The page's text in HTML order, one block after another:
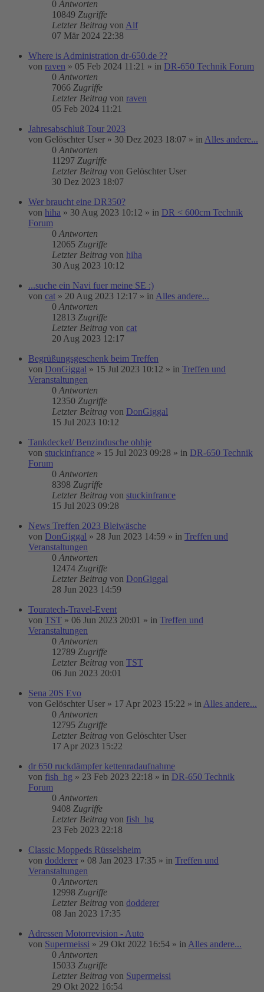
0 Antworten
10849 Zugriffe
Letzter Beitrag von Alf
07 Mär 2024 22:38
Where is Administration dr-650.de ??
von raven » 05 Feb 2024 11:21 » in DR-650 Technik Forum
0 Antworten
7066 Zugriffe
Letzter Beitrag von raven
05 Feb 2024 11:21
Jahresabschluß Tour 2023
von Gelöschter User » 30 Dez 2023 18:07 » in Alles andere...
0 Antworten
11297 Zugriffe
Letzter Beitrag von Gelöschter User
30 Dez 2023 18:07
Wer braucht eine DR350?
von hiha » 30 Aug 2023 10:12 » in DR < 600cm Technik
Forum
0 Antworten
12065 Zugriffe
Letzter Beitrag von hiha
30 Aug 2023 10:12
...suche ein Navi fuer meine SE :)
von cat » 20 Aug 2023 12:17 » in Alles andere...
0 Antworten
12813 Zugriffe
Letzter Beitrag von cat
20 Aug 2023 12:17
Begrüßungsgeschenk beim Treffen
von DonGiggal » 15 Jul 2023 10:12 » in Treffen und
Veranstaltungen
0 Antworten
12350 Zugriffe
Letzter Beitrag von DonGiggal
15 Jul 2023 10:12
Tankdeckel/ Benzindusche ohhje
von stuckinfrance » 15 Jul 2023 09:28 » in DR-650 Technik
Forum
0 Antworten
8398 Zugriffe
Letzter Beitrag von stuckinfrance
15 Jul 2023 09:28
News Treffen 2023 Bleiwäsche
von DonGiggal » 28 Jun 2023 14:59 » in Treffen und
Veranstaltungen
0 Antworten
12474 Zugriffe
Letzter Beitrag von DonGiggal
28 Jun 2023 14:59
Touratech-Travel-Event
von TST » 06 Jun 2023 20:01 » in Treffen und
Veranstaltungen
0 Antworten
12789 Zugriffe
Letzter Beitrag von TST
06 Jun 2023 20:01
Sena 20S Evo
von Gelöschter User » 17 Apr 2023 15:22 » in Alles andere...
0 Antworten
12795 Zugriffe
Letzter Beitrag von Gelöschter User
17 Apr 2023 15:22
dr 650 ruckdämpfer kettenradaufnahme
von fish_hg » 23 Feb 2023 22:18 » in DR-650 Technik
Forum
0 Antworten
9408 Zugriffe
Letzter Beitrag von fish_hg
23 Feb 2023 22:18
Classic Moppeds Rüsselsheim
von dodderer » 08 Jan 2023 17:35 » in Treffen und
Veranstaltungen
0 Antworten
12998 Zugriffe
Letzter Beitrag von dodderer
08 Jan 2023 17:35
Adressen Motorrevision - Auto
von Supermeissi » 29 Okt 2022 16:54 » in Alles andere...
0 Antworten
15033 Zugriffe
Letzter Beitrag von Supermeissi
29 Okt 2022 16:54